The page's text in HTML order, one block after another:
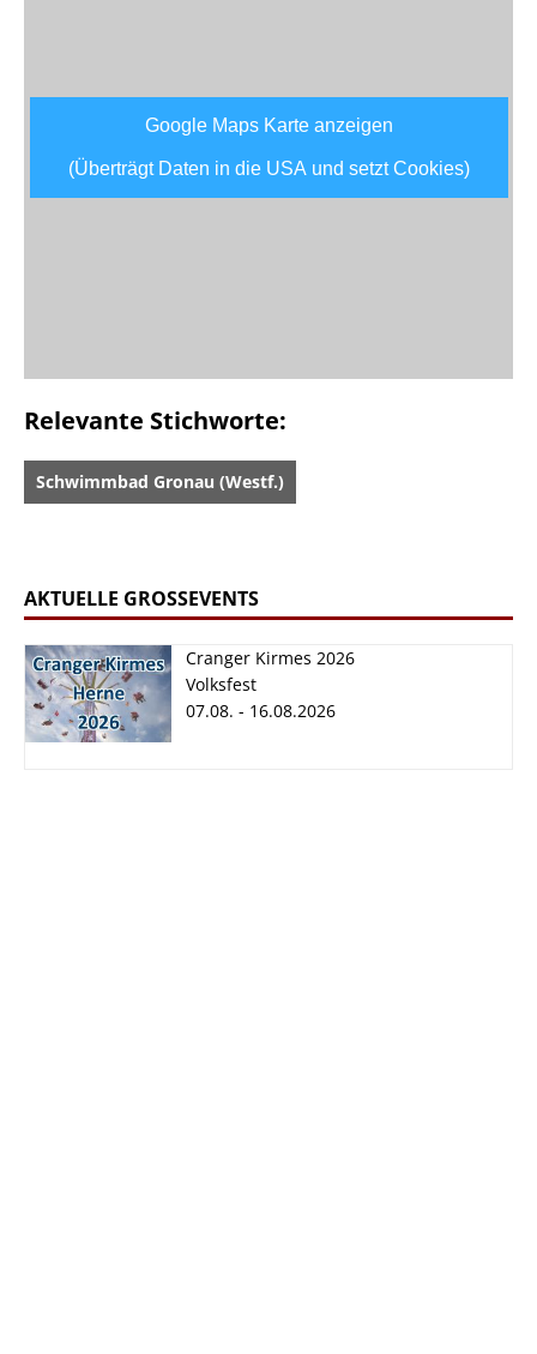
Google Maps Karte anzeigen
(Überträgt Daten in die USA und setzt Cookies)
Relevante Stichworte:
Schwimmbad Gronau (Westf.)
AKTUELLE GROSSEVENTS
Cranger Kirmes 2026
Volksfest
07.08. - 16.08.2026